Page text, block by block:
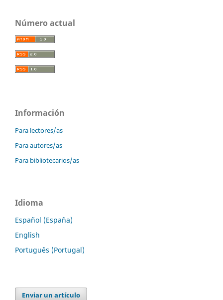
Número actual
Información
Para lectores/as
Para autores/as
Para bibliotecarios/as
Idioma
Español (España)
English
Português (Portugal)
Enviar un artículo